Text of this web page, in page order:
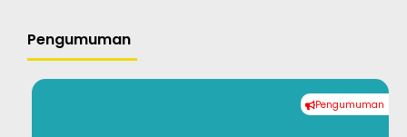
Pengumuman
Pengumuman